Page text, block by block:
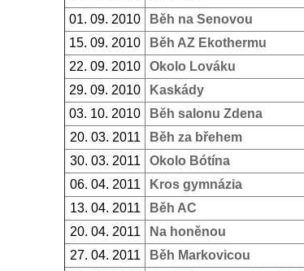
01. 09. 2010
Běh na Senovou
15. 09. 2010
Běh AZ Ekothermu
22. 09. 2010
Okolo Lováku
29. 09. 2010
Kaskády
03. 10. 2010
Běh salonu Zdena
20. 03. 2011
Běh za břehem
30. 03. 2011
Okolo Bótína
06. 04. 2011
Kros gymnázia
13. 04. 2011
Běh AC
20. 04. 2011
Na honěnou
27. 04. 2011
Běh Markovicou